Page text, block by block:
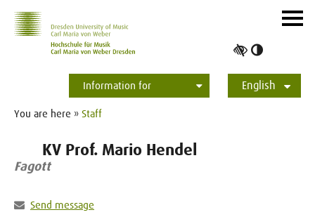
contrast
Information for
Students
Applicants
International
Press
Alumni
English
ein-/
You are here » Staff
KV Prof. Mario Hendel
Fagott
Send message